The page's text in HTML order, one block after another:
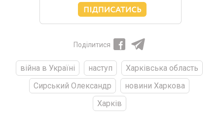
Поділитися
війна в Україні наступ
Харківська область
Сирський Олександр
новини Харкова
Харків